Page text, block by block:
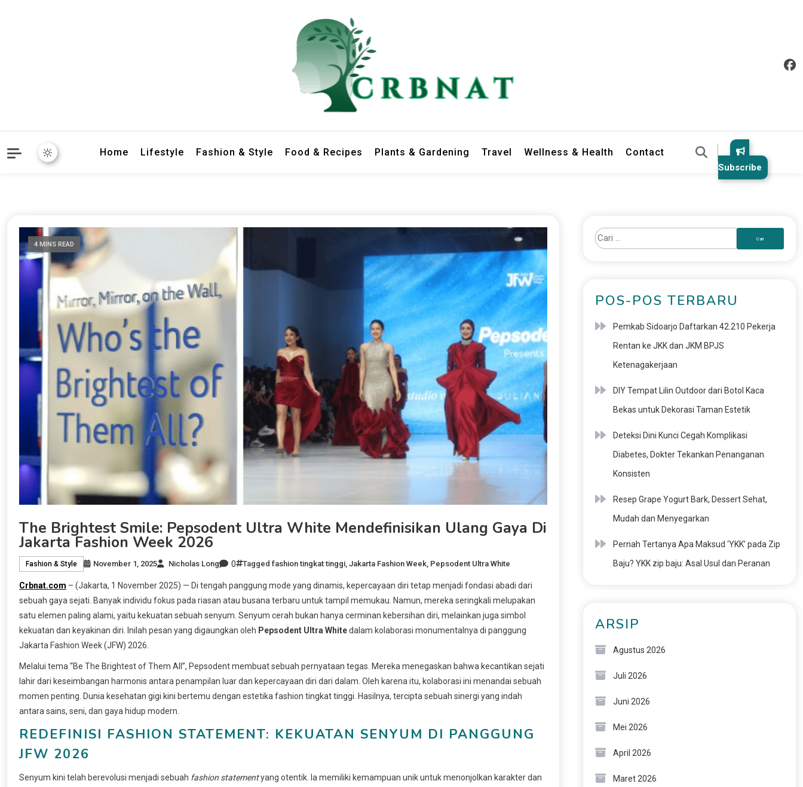
Home Lifestyle Fashion & Style Food & Recipes Plants & Gardening Travel Wellness & Health Contact
Subscribe
4 MINS READ
The Brightest Smile: Pepsodent Ultra White Mendefinisikan Ulang Gaya Di
Jakarta Fashion Week 2026
Fashion & Style November 1, 2025 Nicholas Long 0 Tagged fashion tingkat tinggi, Jakarta Fashion Week, Pepsodent Ultra White
Crbnat.com – (Jakarta, 1 November 2025) — Di tengah panggung mode yang dinamis, kepercayaan diri tetap menjadi fondasi abadi dari
sebuah gaya sejati. Banyak individu fokus pada riasan atau busana terbaru untuk tampil memukau. Namun, mereka seringkali melupakan
satu elemen paling alami, yaitu kekuatan sebuah senyum. Senyum cerah bukan hanya cerminan kebersihan diri, melainkan juga simbol
kekuatan dan keyakinan diri. Inilah pesan yang digaungkan oleh Pepsodent Ultra Whitedalam kolaborasi monumentalnya di panggung
Jakarta Fashion Week (JFW) 2026.
Melalui tema “Be The Brightest of Them All”, Pepsodent membuat sebuah pernyataan tegas. Mereka menegaskan bahwa kecantikan sejati
lahir dari keseimbangan harmonis antara penampilan luar dan kepercayaan diri dari dalam. Oleh karena itu, kolaborasi ini menandai sebuah
momen penting. Dunia kesehatan gigi kini bertemu dengan estetika fashion tingkat tinggi. Hasilnya, tercipta sebuah sinergi yang indah
antara sains, seni, dan gaya hidup modern.
REDEFINISI FASHION STATEMENT: KEKUATAN SENYUM DI PANGGUNG
JFW 2026
Senyum kini telah berevolusi menjadi sebuah fashion statementyang otentik. Ia memiliki kemampuan unik untuk menonjolkan karakter dan
POS-POS TERBARU
Pemkab Sidoarjo Daftarkan 42.210 Pekerja
Rentan ke JKK dan JKM BPJS
Ketenagakerjaan
DIY Tempat Lilin Outdoor dari Botol Kaca
Bekas untuk Dekorasi Taman Estetik
Deteksi Dini Kunci Cegah Komplikasi
Diabetes, Dokter Tekankan Penanganan
Konsisten
Resep Grape Yogurt Bark, Dessert Sehat,
Mudah dan Menyegarkan
Pernah Tertanya Apa Maksud ‘YKK’ pada Zip
Baju? YKK zip baju: Asal Usul dan Peranan
ARSIP
Agustus 2026
Juli 2026
Juni 2026
Mei 2026
April 2026
Maret 2026